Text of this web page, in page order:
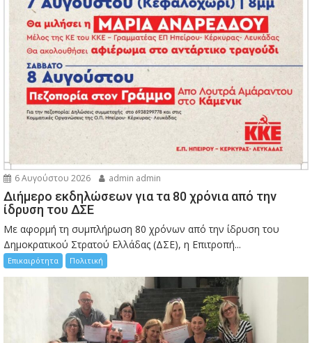
6 Αυγούστου 2026 admin admin
Διήμερο εκδηλώσεων για τα 80 χρόνια από την
ίδρυση του ΔΣΕ
Με αφορμή τη συμπλήρωση 80 χρόνων από την ίδρυση του
Δημοκρατικού Στρατού Ελλάδας (ΔΣΕ), η Επιτροπή...
Επικαιρότητα Πολιτική